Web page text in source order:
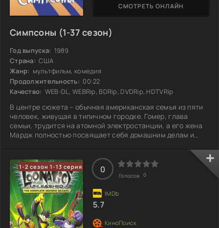
Симпсоны (1-37 сезон)
Год выпуска: 1989
Страна: США
Жанр: мультфильм, комедия
Продолжительность: 00:22
Качество: WEB-DL, WEBRip, BDRip, DVDRip, HDTVRip
В центре сюжета – обычная американская семья из пяти
человек, живущая в типичном городке. Гомер, глава
семьи, трудится на атомной электростанции, а его жена
Мардж полностью посвящает себя домашним делам и
старательная, всегда стремится к успеху в учебе, Барт,
постоянно попадающий в комичные и рискованные
ситуации, и младшая Мэгги, пока ещё не проявившая
свои черты характера. Город, в котором они живут,
изобилует яркими персонажами и забавными
СМОТРЕТЬ ОНЛАЙН
1-2 сезон 1-13 серия 0
Голосов: 0
5.7